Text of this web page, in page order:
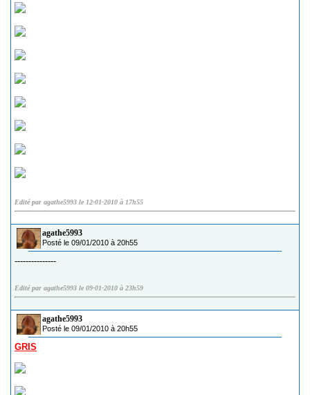
Edité par agathe5993 le 12-01-2010 à 17h55
agathe5993
Posté le 09/01/2010 à 20h55
---------------
Edité par agathe5993 le 09-01-2010 à 23h59
agathe5993
Posté le 09/01/2010 à 20h55
GRIS